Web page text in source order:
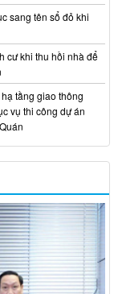
sang tên sổ đỏ khi
cư khi thu hồi nhà để
tầng giao thông
vụ thi công dự án